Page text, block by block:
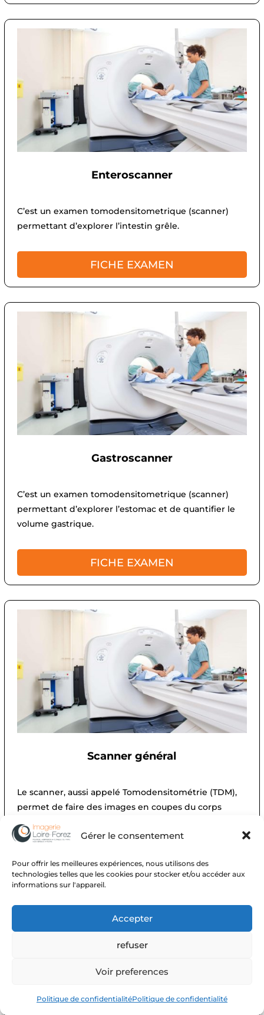
Gérer le consentement
Pour offrir les meilleures expériences, nous utilisons des
technologies telles que les cookies pour stocker et/ou accéder aux
informations sur l'appareil.
Accepter
refuser
Voir preferences
Politique de confidentialitéPolitique de confidentialité
Enteroscanner
C’est un examen tomodensitometrique (scanner)
permettant d’explorer l’intestin grêle.
FICHE EXAMEN
Gastroscanner
C’est un examen tomodensitometrique (scanner)
permettant d’explorer l’estomac et de quantifier le
volume gastrique.
FICHE EXAMEN
Scanner général
Le scanner, aussi appelé Tomodensitométrie (TDM),
permet de faire des images en coupes du corps
humain en utilisant des rayons...
FICHE EXAMEN